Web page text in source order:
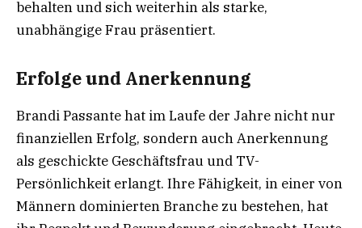
behalten und sich weiterhin als starke,
unabhängige Frau präsentiert.
Erfolge und Anerkennung
Brandi Passante hat im Laufe der Jahre nicht nur
finanziellen Erfolg, sondern auch Anerkennung
als geschickte Geschäftsfrau und TV-
Persönlichkeit erlangt. Ihre Fähigkeit, in einer von
Männern dominierten Branche zu bestehen, hat